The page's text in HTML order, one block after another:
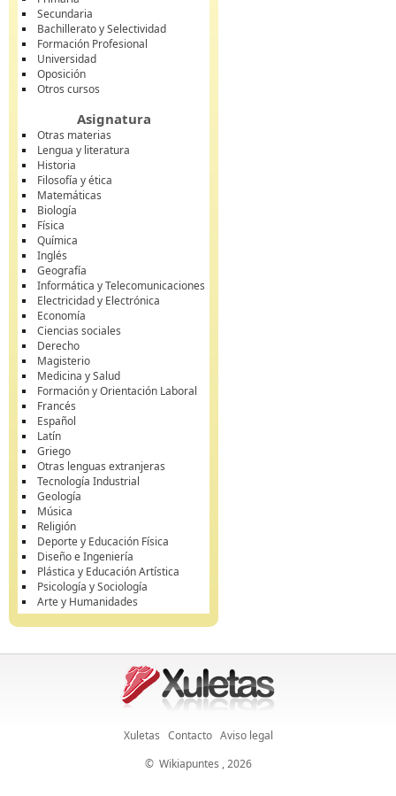
Secundaria
Bachillerato y Selectividad
Formación Profesional
Universidad
Oposición
Otros cursos
Asignatura
Otras materias
Lengua y literatura
Historia
Filosofía y ética
Matemáticas
Biología
Física
Química
Inglés
Geografía
Informática y Telecomunicaciones
Electricidad y Electrónica
Economía
Ciencias sociales
Derecho
Magisterio
Medicina y Salud
Formación y Orientación Laboral
Francés
Español
Latín
Griego
Otras lenguas extranjeras
Tecnología Industrial
Geología
Música
Religión
Deporte y Educación Física
Diseño e Ingeniería
Plástica y Educación Artística
Psicología y Sociología
Arte y Humanidades
Xuletas Contacto Aviso legal
© Wikiapuntes , 2026